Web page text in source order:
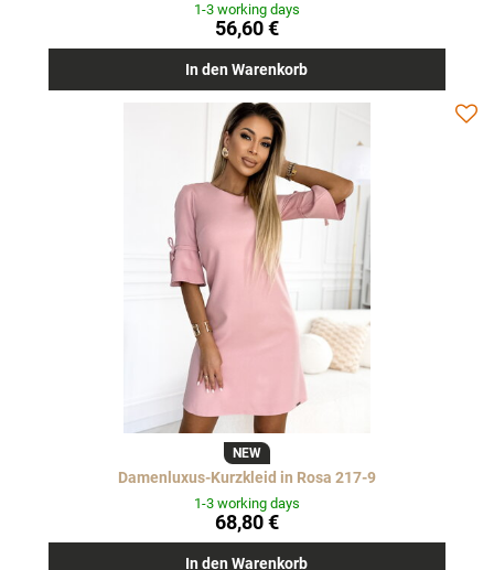
1-3 working days
56,60 €
In den Warenkorb
NEW
Damenluxus-Kurzkleid in Rosa 217-9
1-3 working days
68,80 €
In den Warenkorb